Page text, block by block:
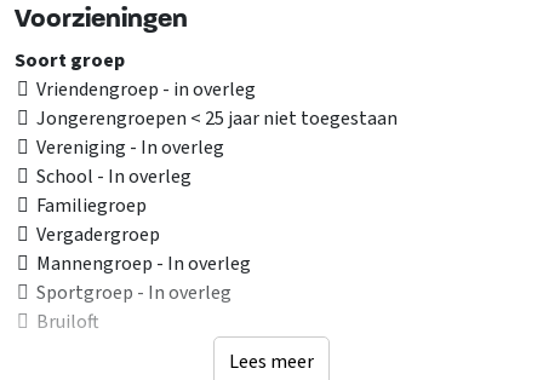
Voorzieningen
Soort groep
Vriendengroep - in overleg
Jongerengroepen < 25 jaar niet toegestaan
Vereniging - In overleg
School - In overleg
Familiegroep
Vergadergroep
Mannengroep - In overleg
Sportgroep - In overleg
Bruiloft
Lees meer